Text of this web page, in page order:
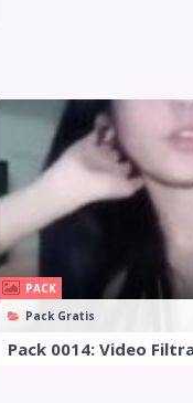
PACK
Pack Gratis